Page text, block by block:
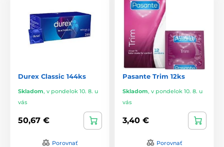
Durex Classic 144ks
Skladom, v pondelok 10. 8. u
vás
50,67 €
Porovnať
Pasante Trim 12ks
Skladom, v pondelok 10. 8. u
vás
3,40 €
Porovnať